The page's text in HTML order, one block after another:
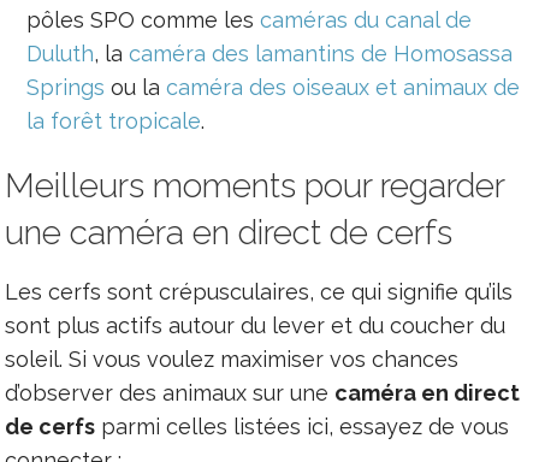
pôles SPO comme les caméras du canal de
Duluth, la caméra des lamantins de Homosassa
Springs ou la caméra des oiseaux et animaux de
la forêt tropicale.
Meilleurs moments pour regarder
une caméra en direct de cerfs
Les cerfs sont crépusculaires, ce qui signifie qu’ils
sont plus actifs autour du lever et du coucher du
soleil. Si vous voulez maximiser vos chances
d’observer des animaux sur une caméra en direct
de cerfs parmi celles listées ici, essayez de vous